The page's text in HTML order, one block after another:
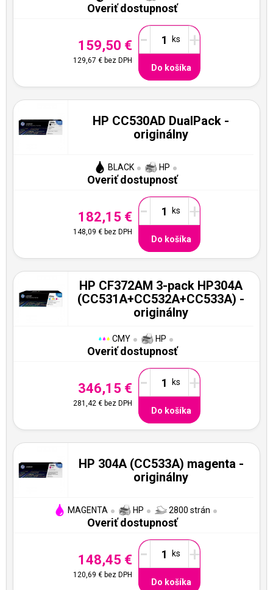
Overiť dostupnosť
159,50 €
129,67 €bez DPH
- +
Do košíka
HP CC530AD DualPack -
originálny
BLACK HP
Overiť dostupnosť
182,15 €
148,09 €bez DPH
- +
Do košíka
HP CF372AM 3-pack HP304A
(CC531A+CC532A+CC533A) -
originálny
CMY HP
Overiť dostupnosť
346,15 €
281,42 €bez DPH
- +
Do košíka
HP 304A (CC533A) magenta -
originálny
MAGENTA HP 2800 strán
Overiť dostupnosť
148,45 €
120,69 €bez DPH
- +
Do košíka